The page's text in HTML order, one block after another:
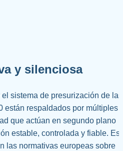
y silenciosa
sistema de presurización de las
están respaldados por múltiples
que actúan en segundo plano
estable, controlada y fiable.
las normativas europeas sobre